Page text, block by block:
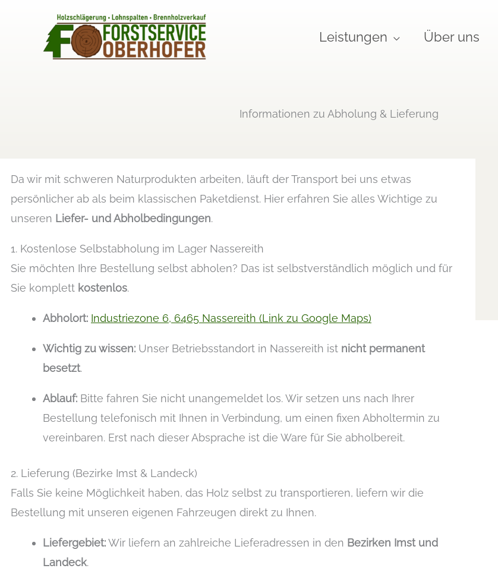
springen
Leistungen Über uns
Informationen zu Abholung & Lieferung
Da wir mit schweren Naturprodukten arbeiten, läuft der Transport bei uns etwas
persönlicher ab als beim klassischen Paketdienst. Hier erfahren Sie alles Wichtige zu
unseren Liefer- und Abholbedingungen.
1. Kostenlose Selbstabholung im Lager Nassereith
Sie möchten Ihre Bestellung selbst abholen? Das ist selbstverständlich möglich und für
Sie komplett kostenlos.
Abholort: Industriezone 6, 6465 Nassereith (Link zu Google Maps)
Wichtig zu wissen: Unser Betriebsstandort in Nassereith ist nicht permanent
besetzt.
Ablauf: Bitte fahren Sie nicht unangemeldet los. Wir setzen uns nach Ihrer
Bestellung telefonisch mit Ihnen in Verbindung, um einen fixen Abholtermin zu
vereinbaren. Erst nach dieser Absprache ist die Ware für Sie abholbereit.
2. Lieferung (Bezirke Imst & Landeck)
Falls Sie keine Möglichkeit haben, das Holz selbst zu transportieren, liefern wir die
Bestellung mit unseren eigenen Fahrzeugen direkt zu Ihnen.
Liefergebiet:Wir liefern an zahlreiche Lieferadressen in den Bezirken Imst und
Landeck.